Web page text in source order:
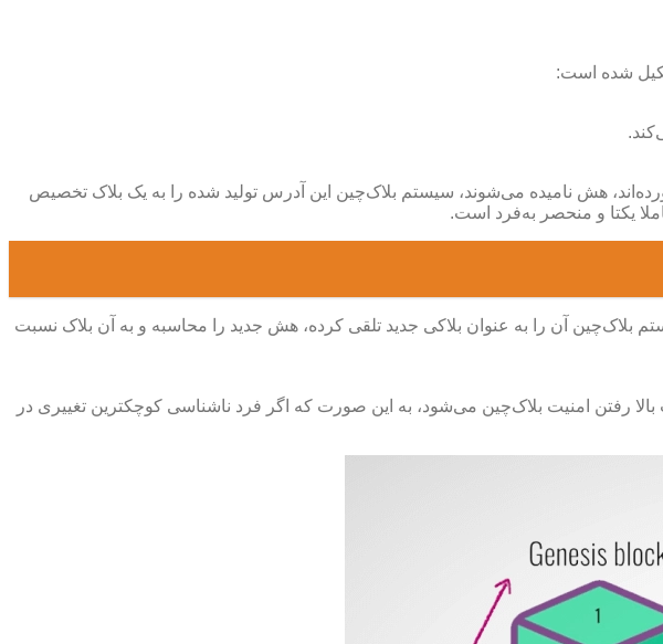
هش نامیده می‌شوند، سیستم بلاک‌چین این آدرس تولید شده را به یک بلاک تخصیص
یکتا و منحصر به‌فرد است.
بلاک‌چین آن را به عنوان بلاکی جدید تلقی کرده، هش جدید را محاسبه و به آن بلاک نسبت
رفتن امنیت بلاک‌چین می‌شود، به این صورت که اگر فرد ناشناسی کوچکترین تغییری در